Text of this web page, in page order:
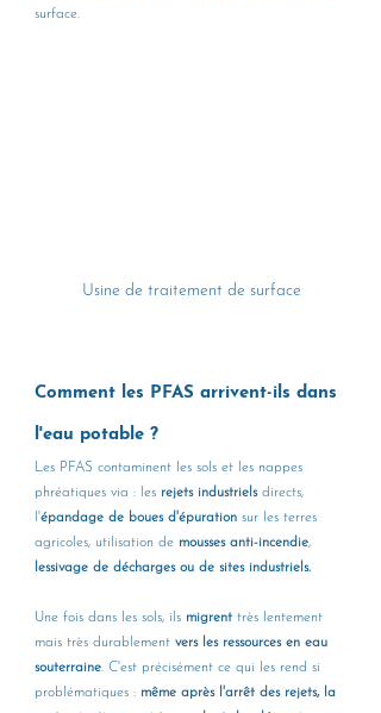
surface.
Usine de traitement de surface
Comment les PFAS arrivent-ils dans
l'eau potable ?
Les PFAS contaminent les sols et les nappes
phréatiques via : les rejets industriels directs,
l'épandage de boues d'épuration sur les terres
agricoles, utilisation de mousses anti-incendie,
lessivage de décharges ou de sites industriels.
Une fois dans les sols, ils migrent très lentement
mais très durablement vers les ressources en eau
souterraine. C'est précisément ce qui les rend si
problématiques : même après l'arrêt des rejets, la